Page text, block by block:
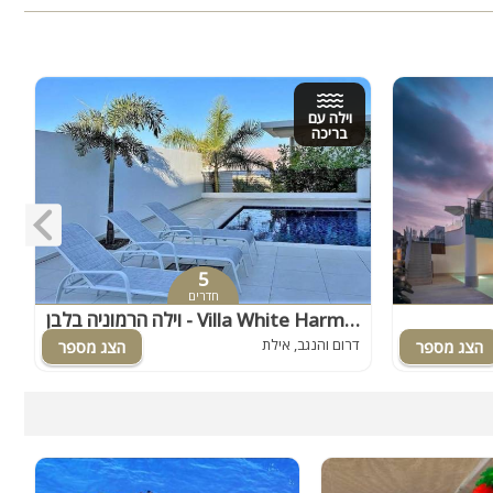
וילה עם
בריכה
5
חדרים
וילה הרמוניה בלבן - Villa White Harmony
דרום והנגב, אילת